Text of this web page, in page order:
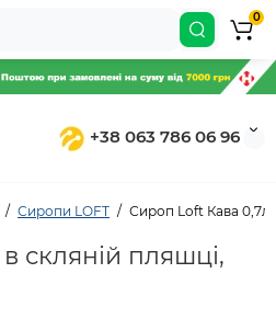
+38 063 786 06 96
0
Сиропи LOFT Сироп Loft Кава 0,7л
скляній пляшці,